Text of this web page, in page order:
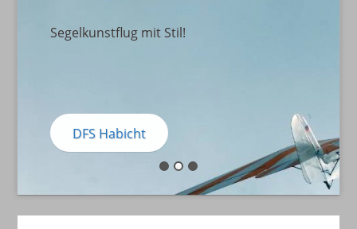
Segelkunstflug mit Stil!
DFS Habicht